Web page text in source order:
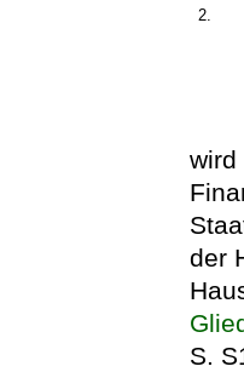
2.
wird
der
S.